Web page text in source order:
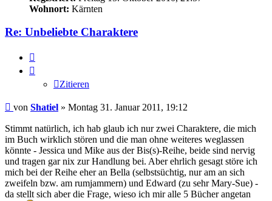
Wohnort: Kärnten
Re: Unbeliebte Charaktere
Zitieren
Beitrag
von Shatiel » Montag 31. Januar 2011, 19:12
Stimmt natürlich, ich hab glaub ich nur zwei Charaktere, die mich
im Buch wirklich stören und die man ohne weiteres weglassen
könnte - Jessica und Mike aus der Bis(s)-Reihe, beide sind nervig
und tragen gar nix zur Handlung bei. Aber ehrlich gesagt störe ich
mich bei der Reihe eher an Bella (selbstsüchtig, nur am an sich
zweifeln bzw. am rumjammern) und Edward (zu sehr Mary-Sue) -
da stellt sich aber die Frage, wieso ich mir alle 5 Bücher angetan